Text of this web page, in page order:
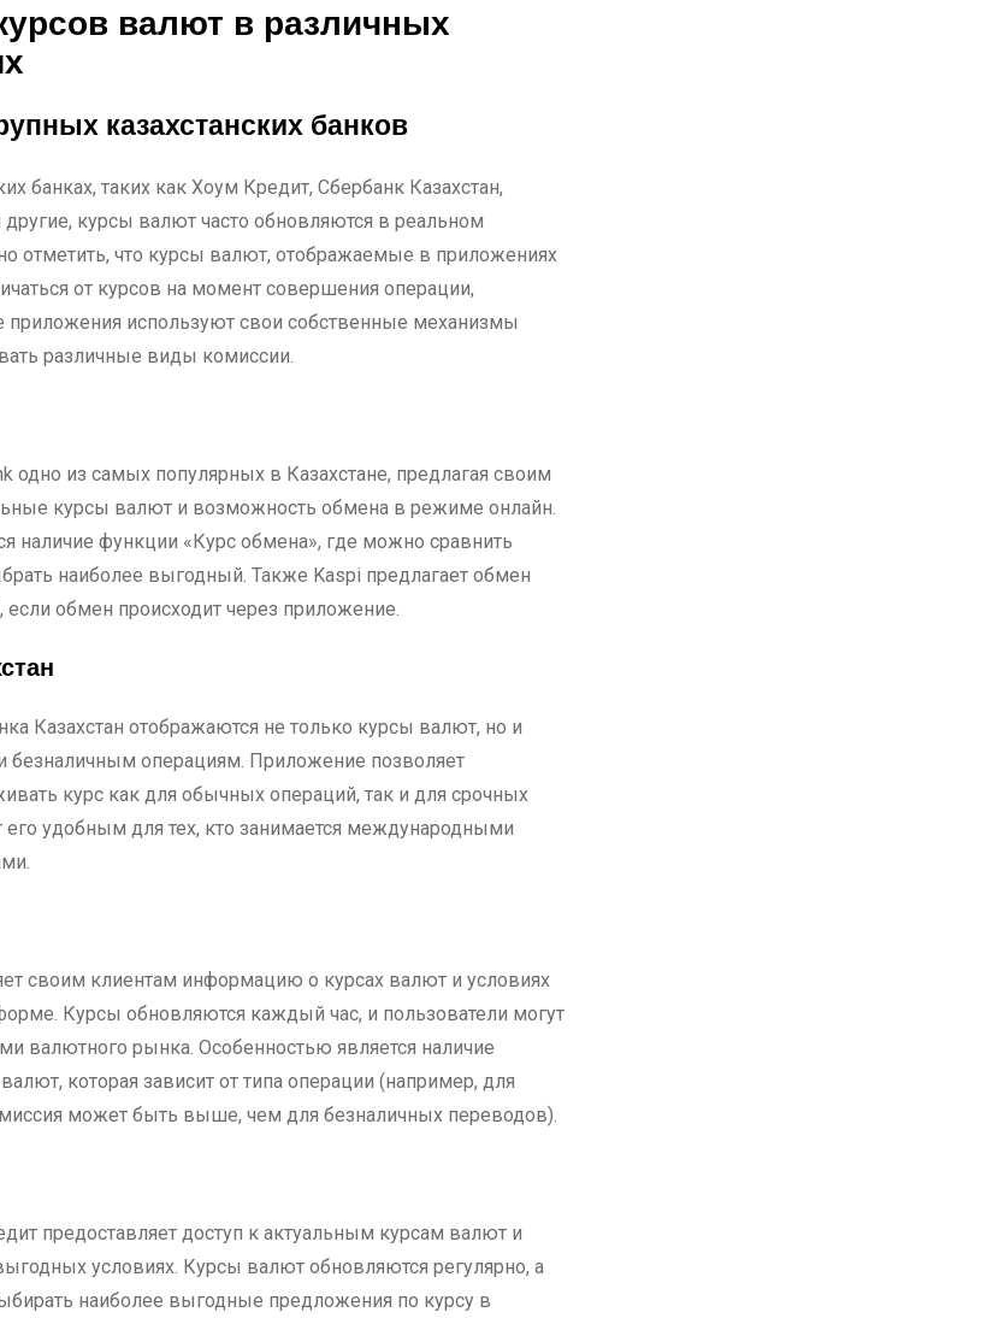
валют в различных
казахстанских банков
банках, таких как Хоум Кредит, Сбербанк Казахстан,
другие, курсы валют часто обновляются в реальном
отметить, что курсы валют, отображаемые в приложениях
от курсов на момент совершения операции,
приложения используют свои собственные механизмы
различные виды комиссии.
одно из самых популярных в Казахстане, предлагая своим
курсы валют и возможность обмена в режиме онлайн.
наличие функции «Курс обмена», где можно сравнить
наиболее выгодный. Также Kaspi предлагает обмен
обмен происходит через приложение.
Казахстан отображаются не только курсы валют, но и
безналичным операциям. Приложение позволяет
курс как для обычных операций, так и для срочных
его удобным для тех, кто занимается международными
своим клиентам информацию о курсах валют и условиях
Курсы обновляются каждый час, и пользователи могут
валютного рынка. Особенностью является наличие
которая зависит от типа операции (например, для
может быть выше, чем для безналичных переводов).
предоставляет доступ к актуальным курсам валют и
условиях. Курсы валют обновляются регулярно, а
наиболее выгодные предложения по курсу в